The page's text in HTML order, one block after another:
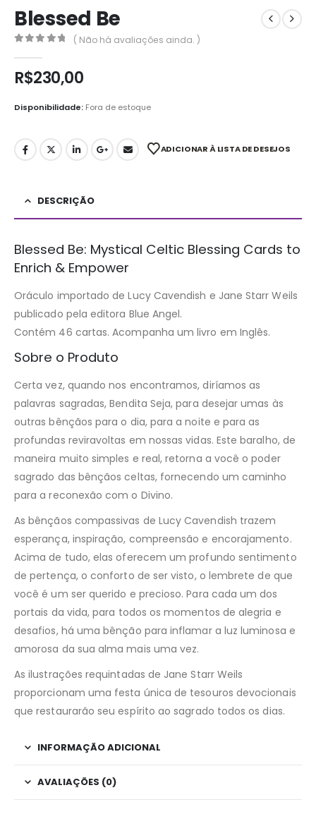
Blessed Be
( Não há avaliações ainda. )
R$230,00
Disponibilidade: Fora de estoque
ADICIONAR À LISTA DE DESEJOS
DESCRIÇÃO
Blessed Be: Mystical Celtic Blessing Cards to
Enrich & Empower
Oráculo importado de Lucy Cavendish e Jane Starr Weils
publicado pela editora Blue Angel.
Contém 46 cartas. Acompanha um livro em Inglês.
Sobre o Produto
Certa vez, quando nos encontramos, diríamos as
palavras sagradas, Bendita Seja, para desejar umas às
outras bênçãos para o dia, para a noite e para as
profundas reviravoltas em nossas vidas. Este baralho, de
maneira muito simples e real, retorna a você o poder
sagrado das bênçãos celtas, fornecendo um caminho
para a reconexão com o Divino.
As bênçãos compassivas de Lucy Cavendish trazem
esperança, inspiração, compreensão e encorajamento.
Acima de tudo, elas oferecem um profundo sentimento
de pertença, o conforto de ser visto, o lembrete de que
você é um ser querido e precioso. Para cada um dos
portais da vida, para todos os momentos de alegria e
desafios, há uma bênção para inflamar a luz luminosa e
amorosa da sua alma mais uma vez.
As ilustrações requintadas de Jane Starr Weils
proporcionam uma festa única de tesouros devocionais
que restaurarão seu espírito ao sagrado todos os dias.
INFORMAÇÃO ADICIONAL
AVALIAÇÕES (0)